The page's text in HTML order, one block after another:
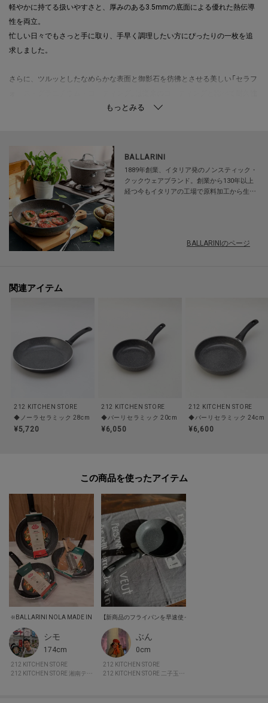
軽やかに持てる扱いやすさと、厚みのある3.5mmの底面による優れた熱伝導
性を両立。
忙しい日々でもさっと手に取り、手早く調理したい方にぴったりの一枚を追
求しました。
さらに、ツルッとしたなめらかな表面と御影石を彷彿とさせる美しい「セラフ
浅型の形状で底面が広く、食材をたっぷり並べやすいため、炒め物や焼き料
理も快適。
使いやすさも仕上がりの満足感も、どちらも大切にしたい方におすすめの一
枚です
【取り扱い方法】
食洗機/乾燥機:○
対応熱源:IH,ガス
※照明の関係により、実際よりも色味が違って見える場合があります。ま
た、パソコン・スマートフォンなどの環境により、若干製品と画像のカラー
【価格改定のお知らせ】
が混在している場合がございます。ご了承下さいますよう、重ねてお願い申
し上げます。
BALLARINI
1889年創業、イタリア発のノンスティック・
クックウェアブランド。創業から130年以上
経つ今もイタリアの工場で原料加工から生産
るイタリア人の職人がこだわって作り上げて
BALLARINIのページ
関連アイテム
212 KITCHEN STORE
◆ノーラセラミック 28cm ＜BALLARINI バッラリーニ＞
¥5,720
212 KITCHEN STORE
◆バーリセラミック 20cm ＜BALLARINI バッラリーニ＞
¥6,050
212 KITCHEN STORE
◆バーリセラミック 24cm
¥6,600
この商品を使った
シモ
174cm
212 KITCHEN STORE
212 KITCHEN STORE 湘南テラスモール
ぶん
0cm
212 KITCHEN STORE
212 KITCHEN STORE 二子玉川ライズ